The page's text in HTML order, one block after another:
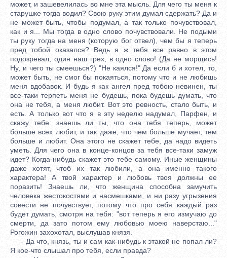
может, и зашевелилась во мне эта мысль. Для чего ты меня к
старушке тогда водил? Свою руку этим думал сдержать? Да и
не может быть, чтобы подумал, а так только почувствовал,
как и я... Мы тогда в одно слово почувствовали. Не подыми
ты руку тогда на меня (которую бог отвел), чем бы я теперь
пред тобой оказался? Ведь я ж тебя все равно в этом
подозревал, один наш грех, в одно слово! (Да не морщись!
Ну, и чего ты смеешься?) "Не каялся!" Да если б и хотел, то,
может быть, не смог бы покаяться, потому что и не любишь
меня вдобавок. И будь я как ангел пред тобою невинен, ты
все-таки терпеть меня не будешь, пока будешь думать, что
она не тебя, а меня любит. Вот это ревность, стало быть, и
есть. А только вот что я в эту неделю надумал, Парфен, и
скажу тебе: знаешь ли ты, что она тебя теперь, может
больше всех любит, и так даже, что чем больше мучает, тем
больше и любит. Она этого не скажет тебе, да надо видеть
уметь. Для чего она в конце-концов за тебя все-таки замуж
идет? Когда-нибудь скажет это тебе самому. Иные женщины
даже хотят, чтоб их так любили, а она именно такого
характера! А твой характер и любовь твоя должны ее
поразить! Знаешь ли, что женщина способна замучить
человека жестокостями и насмешками, и ни разу угрызения
совести не почувствует, потому что про себя каждый раз
будет думать, смотря на тебя: "вот теперь я его измучаю до
смерти, да зато потом ему любовью моею наверстаю..."
Рогожин захохотал, выслушав князя.
- Да что, князь, ты и сам как-нибудь к этакой не попал ли?
Я кое-что слышал про тебя, если правда?